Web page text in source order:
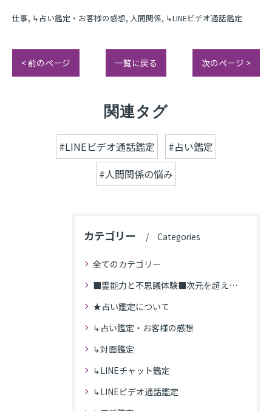
仕事 ↳占い鑑定・お客様の感想 人間関係 ↳LINEビデオ通話鑑定
< 前のページ 一覧に戻る 次のページ >
関連タグ
#LINEビデオ通話鑑定
#占い鑑定
#人間関係の悩み
カテゴリー Categories
全てのカテゴリー
■霊能力と不思議体験■次元を超えた体験
★占い鑑定について
↳占い鑑定・お客様の感想
↳対面鑑定
↳LINEチャット鑑定
↳LINEビデオ通話鑑定